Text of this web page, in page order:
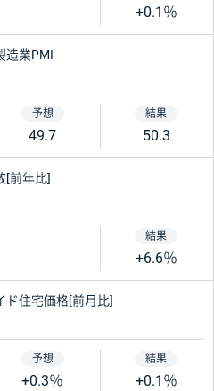
+0.1％
造業PMI
49.7 50.3
[前年比]
+6.6％
ド住宅価格[前月比]
+0.3％ +0.1％